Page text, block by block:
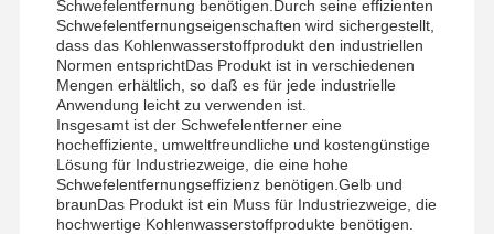
Schwefelentfernung benötigen.Durch seine effizienten
Schwefelentfernungseigenschaften wird sichergestellt,
dass das Kohlenwasserstoffprodukt den industriellen
Normen entsprichtDas Produkt ist in verschiedenen
Mengen erhältlich, so daß es für jede industrielle
Anwendung leicht zu verwenden ist.
Insgesamt ist der Schwefelentferner eine
hocheffiziente, umweltfreundliche und kostengünstige
Lösung für Industriezweige, die eine hohe
Schwefelentfernungseffizienz benötigen.Gelb und
braunDas Produkt ist ein Muss für Industriezweige, die
hochwertige Kohlenwasserstoffprodukte benötigen.